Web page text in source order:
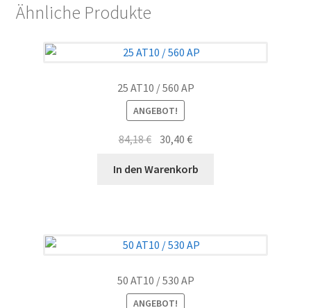
Ähnliche Produkte
25 AT10 / 560 AP
ANGEBOT!
84,18€ Ursprünglicher
war:
30,40€Aktueller
ist:
In den Warenkorb
50 AT10 / 530 AP
ANGEBOT!